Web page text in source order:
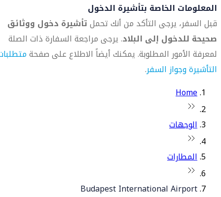
المعلومات الخاصة بتأشيرة الدخول
قبل السفر، يرجى التأكد من أنك تحملتأشيرة دخول ووثائق
صحيحة للدخول إلى البلاد. يرجى مراجعة السفارة ذات الصلة
لمعرفة الأمور المطلوبة. يمكنك أيضاً الاطلاع على صفحة
التأشيرة وجواز السفر.
Home
الوجهات
المطارات
Budapest International Airport